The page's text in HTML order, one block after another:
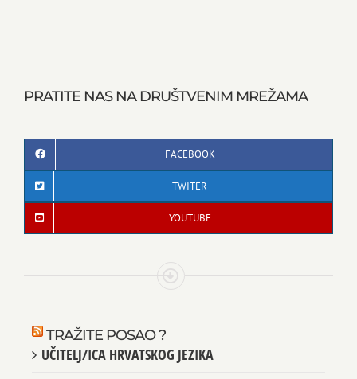
PRATITE NAS NA DRUŠTVENIM MREŽAMA
FACEBOOK
TWITER
YOUTUBE
TRAŽITE POSAO ?
UČITELJ/ICA HRVATSKOG JEZIKA